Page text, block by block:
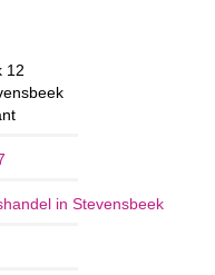
12
in Stevensbeek